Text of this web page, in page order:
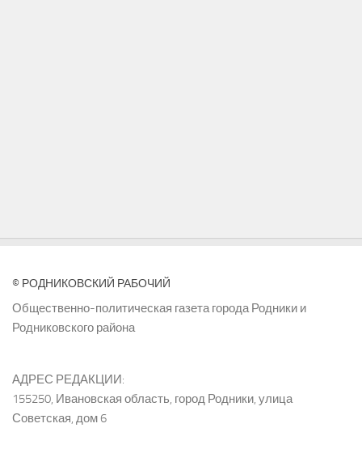
© РОДНИКОВСКИЙ РАБОЧИЙ
Общественно-политическая газета города Родники и
Родниковского района
АДРЕС РЕДАКЦИИ:
155250, Ивановская область, город Родники, улица
Советская, дом 6